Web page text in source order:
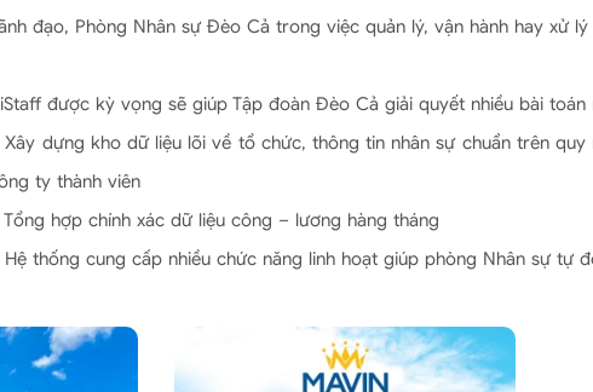
đạo, Phòng Nhân sự Đèo Cả trong việc quản lý, vận hành hay xử
được kỳ vọng sẽ giúp Tập đoàn Đèo Cả giải quyết nhiều bài toán
Xây dựng kho dữ liệu lõi về tổ chức, thông tin nhân sự chuẩn trên
ty thành viên
Tổng hợp chính xác dữ liệu công – lương hàng tháng
Hệ thống cung cấp nhiều chức năng linh hoạt giúp phòng Nhân sự